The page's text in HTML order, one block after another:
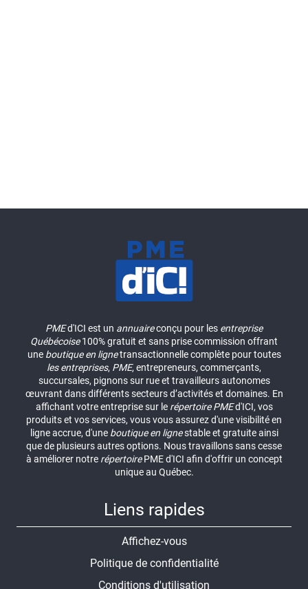
PMEd'ICI est un annuaireconçu pour les entreprise
Québécoise100% gratuit et sans prise commission offrant
une boutique en lignetransactionnelle complète pour toutes
les entreprises, PME, entrepreneurs, commerçants,
succursales, pignons sur rue et travailleurs autonomes
œuvrant dans différents secteurs d’activités et domaines. En
affichant votre entreprise sur le répertoire PMEd'ICI, vos
produits et vos services, vous vous assurez d'une visibilité en
ligne accrue, d'une boutique en lignestable et gratuite ainsi
que de plusieurs autres options. Nous travaillons sans cesse
à améliorer notre répertoirePME d'ICI afin d'offrir un concept
unique au Québec.
Liens rapides
Affichez-vous
Politique de confidentialité
Conditions d'utilisation